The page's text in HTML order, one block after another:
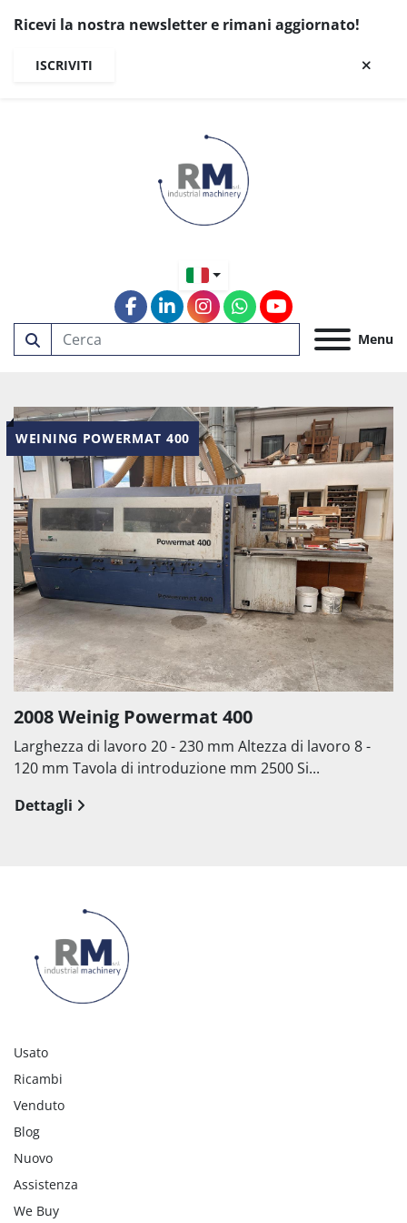
Ricevi la nostra newsletter e rimani aggiornato!
ISCRIVITI
Menu
facebook
linkedininstagram
whatsapp
youtube
WEINING POWERMAT 400
2008 Weinig Powermat 400
Larghezza di lavoro 20 - 230 mm Altezza di lavoro 8 -
120 mm Tavola di introduzione mm 2500 Si...
Dettagli
Usato
Ricambi
Venduto
Blog
Nuovo
Assistenza
We Buy